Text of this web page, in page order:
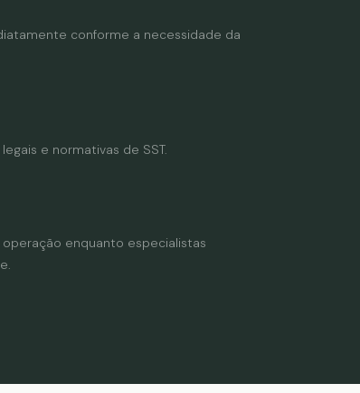
conforme a necessidade da
e normativas de SST.
enquanto especialistas